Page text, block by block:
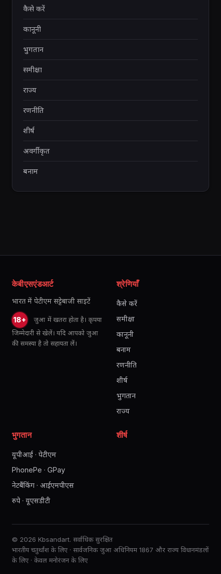
कैसे करें
कानूनी
भुगतान
समीक्षा
राज्य
रणनीति
शीर्ष
अवर्गीकृत
बनाम
केबीएसएंडआर्ट
भारत में पेटीएम सट्टेबाजी साइटें
18+
जुआ में खतरा होता है। कृपया
जिम्मेदारी से खेलें। यदि आपको जुआ
की समस्या है तो सहायता लें।
श्रेणियाँ
कैसे करें
समीक्षा
कानूनी
बनाम
रणनीति
शीर्ष
भुगतान
राज्य
भुगतान
यूपीआई · पेटीएम
PhonePe · GPay
नेटबैंकिंग · आईएमपीएस
रुपे · यूएसडीटी
शीर्ष
© 2026 Kbsandart. सर्वाधिक सुरक्षित
भारतीय चतुर्थांश के लिए · सार्वजनिक जुआ अधिनियम 1867 और राज्य विधानमंडलों
के लिए · केवल मनोरंजन के लिए